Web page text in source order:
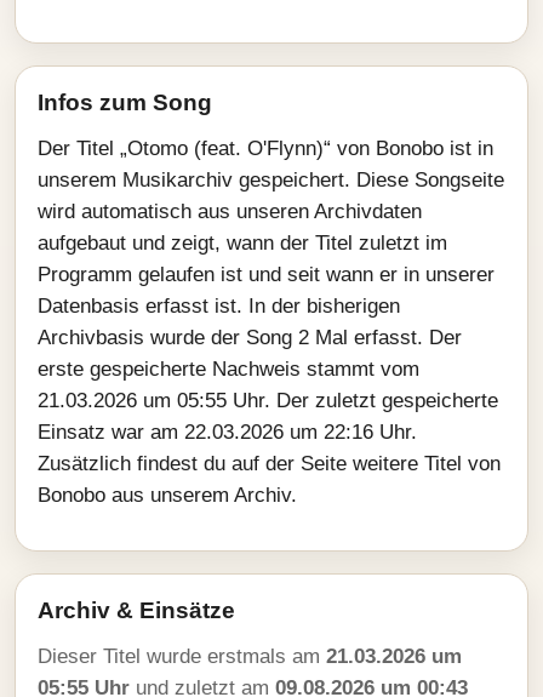
Infos zum Song
Der Titel „Otomo (feat. O'Flynn)“ von Bonobo ist in
unserem Musikarchiv gespeichert. Diese Songseite
wird automatisch aus unseren Archivdaten
aufgebaut und zeigt, wann der Titel zuletzt im
Programm gelaufen ist und seit wann er in unserer
Datenbasis erfasst ist. In der bisherigen
Archivbasis wurde der Song 2 Mal erfasst. Der
erste gespeicherte Nachweis stammt vom
21.03.2026 um 05:55 Uhr. Der zuletzt gespeicherte
Einsatz war am 22.03.2026 um 22:16 Uhr.
Zusätzlich findest du auf der Seite weitere Titel von
Bonobo aus unserem Archiv.
Archiv & Einsätze
Dieser Titel wurde erstmals am 21.03.2026 um
05:55 Uhr und zuletzt am 09.08.2026 um 00:43